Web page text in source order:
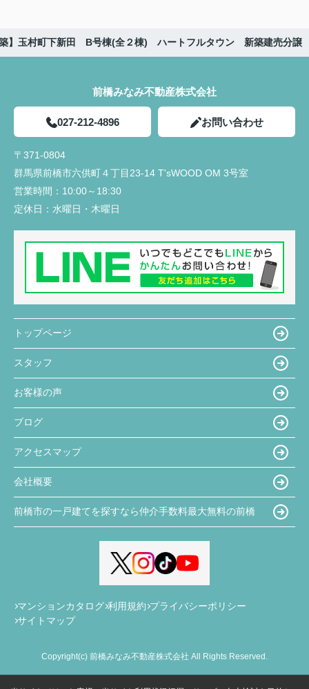
】玉村町下新田 B号棟(全２棟) ハートフルタウン 新築建売分譲
前橋みなみ不動産株式会社
027-212-4896 お問い合わせ
〒371-0804
群馬県前橋市六供町４丁目23‐14 T'sWOOD OM 3号室
営業時間： 10:00～18:30
定休日： 水曜日・木曜日
トップページ
スタッフ
お客様の声
ブログ
アクセスマップ
会社概要
前橋市の一戸建てを探すなら仲介手数料最大無料の前橋
マンションカタログ 利用規約 プライバシーポリシー
サイトマップ
Copyright(c) 前橋みなみ不動産株式会社 All Rights Reserved.